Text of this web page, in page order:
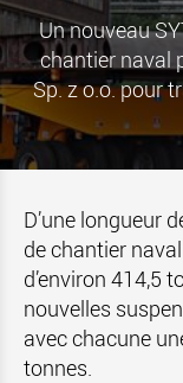
Un nouveau
chantier naval
Sp. z o.o. pour
D’une longueur
de chantier
d’environ 414,5
nouvelles
avec chacune
tonnes.